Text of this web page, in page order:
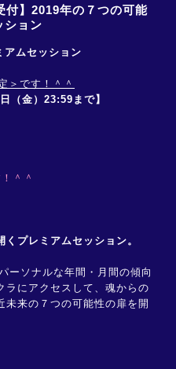
付】2019年の７つの可能
ション
ムセッション
＞です！＾＾
（金）23:59まで】
＾＾
プレミアムセッション。
ーソナルな年間・月間の傾向
ラにアクセスして、魂からの
未来の７つの可能性の扉を開